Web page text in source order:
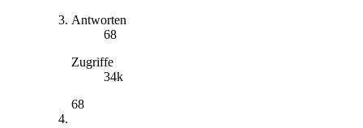
Antworten
68
Zugriffe
34k
68